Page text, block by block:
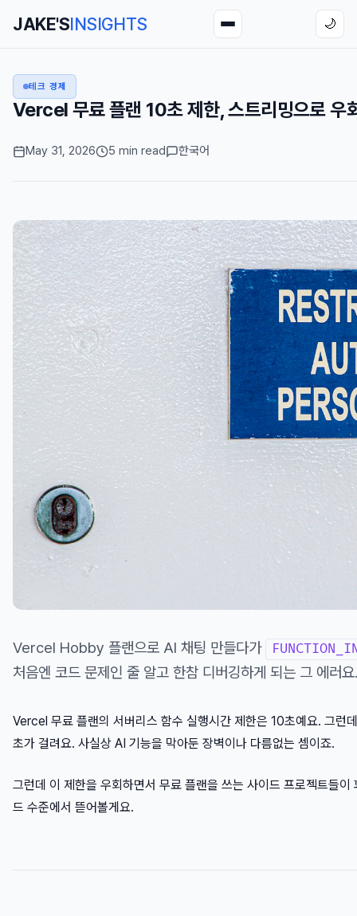
JAKE'SINSIGHTS 🌙
테크 경제
Vercel 무료 플랜 10초 제한, 스트리밍으로 우
May 31, 2026 5 min read 한국어
Vercel Hobby 플랜으로 AI 채팅 만들다가
처음엔 코드 문제인 줄 알고 한참 디버깅하게 되는 그 에러요.
Vercel 무료 플랜의 서버리스 함수 실행시간 제한은 10초예요. 그
초가 걸려요. 사실상 AI 기능을 막아둔 장벽이나 다름없는 셈이죠.
그런데 이 제한을 우회하면서 무료 플랜을 쓰는 사이드 프로젝트들
드 수준에서 뜯어볼게요.